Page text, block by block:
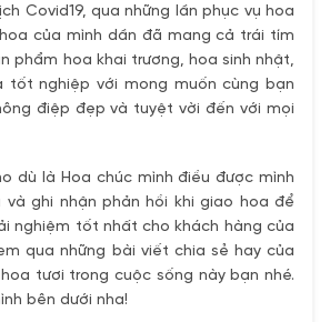
Covid19, qua những lần phục vụ hoa
của mình dần đã mang cả trái tím
phẩm hoa khai trương, hoa sinh nhật,
tốt nghiệp với mong muốn cùng bạn
điệp đẹp và tuyệt vời đến với mọi
dù là Hoa chúc mình điều được mình
và ghi nhận phản hồi khi giao hoa để
nghiệm tốt nhất cho khách hàng của
qua những bài viết chia sẻ hay của
tươi trong cuộc sống này bạn nhé.
bên dưới nha!